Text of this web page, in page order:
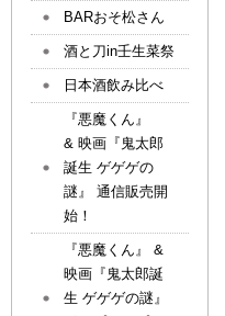
BARおそ松さん
酒と刀in壬生菜祭
日本酒飲み比べ
『悪魔くん』
& 映画『鬼太郎
誕生 ゲゲゲの
謎』 通信販売開
始！
『悪魔くん』 &
映画『鬼太郎誕
生 ゲゲゲの謎』